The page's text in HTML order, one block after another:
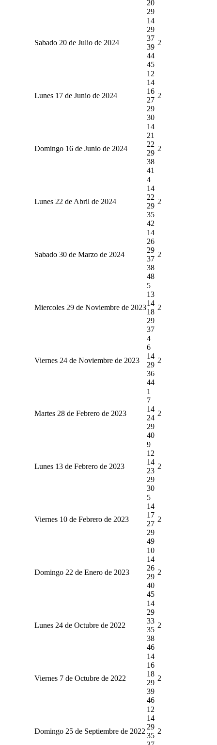
20
29
Sabado 20 de Julio de 2024
14
29
37
39
44
45
2
Lunes 17 de Junio de 2024
12
14
16
27
29
30
2
Domingo 16 de Junio de 2024
14
21
22
29
38
41
2
Lunes 22 de Abril de 2024
4
14
22
29
35
42
2
Sabado 30 de Marzo de 2024
14
26
29
37
38
48
2
Miercoles 29 de Noviembre de 2023
5
13
14
18
29
37
2
Viernes 24 de Noviembre de 2023
4
6
14
29
36
44
2
Martes 28 de Febrero de 2023
1
7
14
24
29
40
2
Lunes 13 de Febrero de 2023
9
12
14
23
29
30
2
Viernes 10 de Febrero de 2023
5
14
17
27
29
49
2
Domingo 22 de Enero de 2023
10
14
26
29
40
45
2
Lunes 24 de Octubre de 2022
14
29
33
35
38
46
2
Viernes 7 de Octubre de 2022
14
16
18
29
39
46
2
Domingo 25 de Septiembre de 2022
12
14
29
35
2